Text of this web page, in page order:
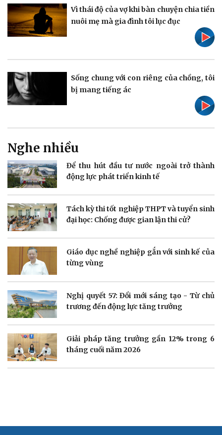
Sức khỏe
Dinh dưỡng - món ngon
Sản phụ khoa
Nam khoa
Làm đẹp - giảm cân
Phòng mạch online
Ăn sạch sống khỏe
Đời sống
Tình yêu - Gia đình
Văn hóa
Sân khấu - Điện ảnh
Văn học
Di sản
Giải trí
Nghệ sĩ
Vì thái độ của vợ khi bàn chuyện chia tiền
nuôi mẹ mà gia đình tôi lục đục
Sống chung với con riêng của chồng, tôi
bị mang tiếng ác
Nghe nhiều
Để thu hút đầu tư nước ngoài trở thành
động lực phát triển kinh tế
Tách kỳ thi tốt nghiệp THPT và tuyển sinh
đại học: Chống được gian lận thi cử?
Giáo dục nghề nghiệp gắn với sinh kế của
từng vùng
Nghị quyết 57: Đổi mới sáng tạo - Từ chủ
trương đến động lực tăng trưởng
Giải pháp tăng trưởng gần 12% trong 6
tháng cuối năm 2026